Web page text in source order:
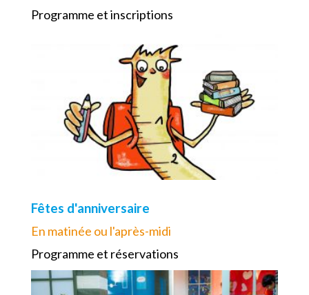
Programme et inscriptions
Fêtes d'anniversaire
En matinée ou l'après-midi
Programme et réservations